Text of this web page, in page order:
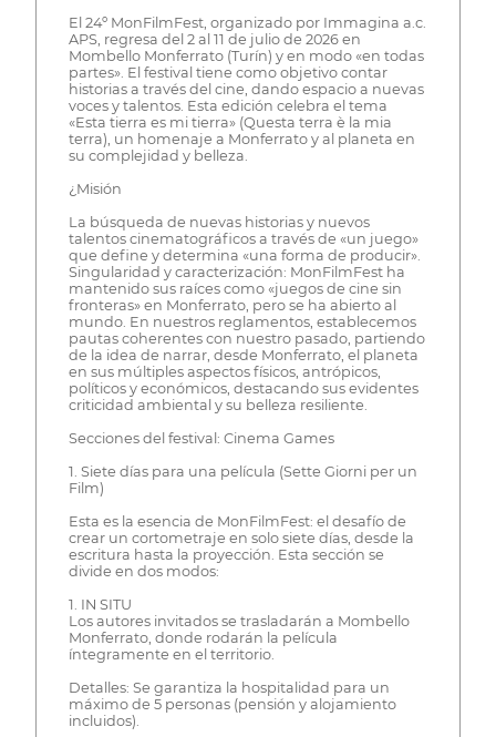
El 24º MonFilmFest, organizado por Immagina a.c.
APS, regresa del 2 al 11 de julio de 2026 en
Mombello Monferrato (Turín) y en modo «en todas
partes». El festival tiene como objetivo contar
historias a través del cine, dando espacio a nuevas
voces y talentos. Esta edición celebra el tema
«Esta tierra es mi tierra» (Questa terra è la mia
terra), un homenaje a Monferrato y al planeta en
su complejidad y belleza.
¿Misión
La búsqueda de nuevas historias y nuevos
talentos cinematográficos a través de «un juego»
que define y determina «una forma de producir».
Singularidad y caracterización: MonFilmFest ha
mantenido sus raíces como «juegos de cine sin
fronteras» en Monferrato, pero se ha abierto al
mundo. En nuestros reglamentos, establecemos
pautas coherentes con nuestro pasado, partiendo
de la idea de narrar, desde Monferrato, el planeta
en sus múltiples aspectos físicos, antrópicos,
políticos y económicos, destacando sus evidentes
criticidad ambiental y su belleza resiliente.
Secciones del festival: Cinema Games
1. Siete días para una película (Sette Giorni per un
Film)
Esta es la esencia de MonFilmFest: el desafío de
crear un cortometraje en solo siete días, desde la
escritura hasta la proyección. Esta sección se
divide en dos modos:
1. IN SITU
Los autores invitados se trasladarán a Mombello
Monferrato, donde rodarán la película
íntegramente en el territorio.
Detalles: Se garantiza la hospitalidad para un
máximo de 5 personas (pensión y alojamiento
incluidos).